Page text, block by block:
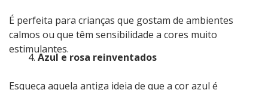
É perfeita para crianças que gostam de ambientes
calmos ou que têm sensibilidade a cores muito
estimulantes.
Azul e rosa reinventados
Esqueça aquela antiga ideia de que a cor azul é